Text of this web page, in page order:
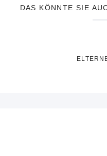
DAS KÖNNTE SIE